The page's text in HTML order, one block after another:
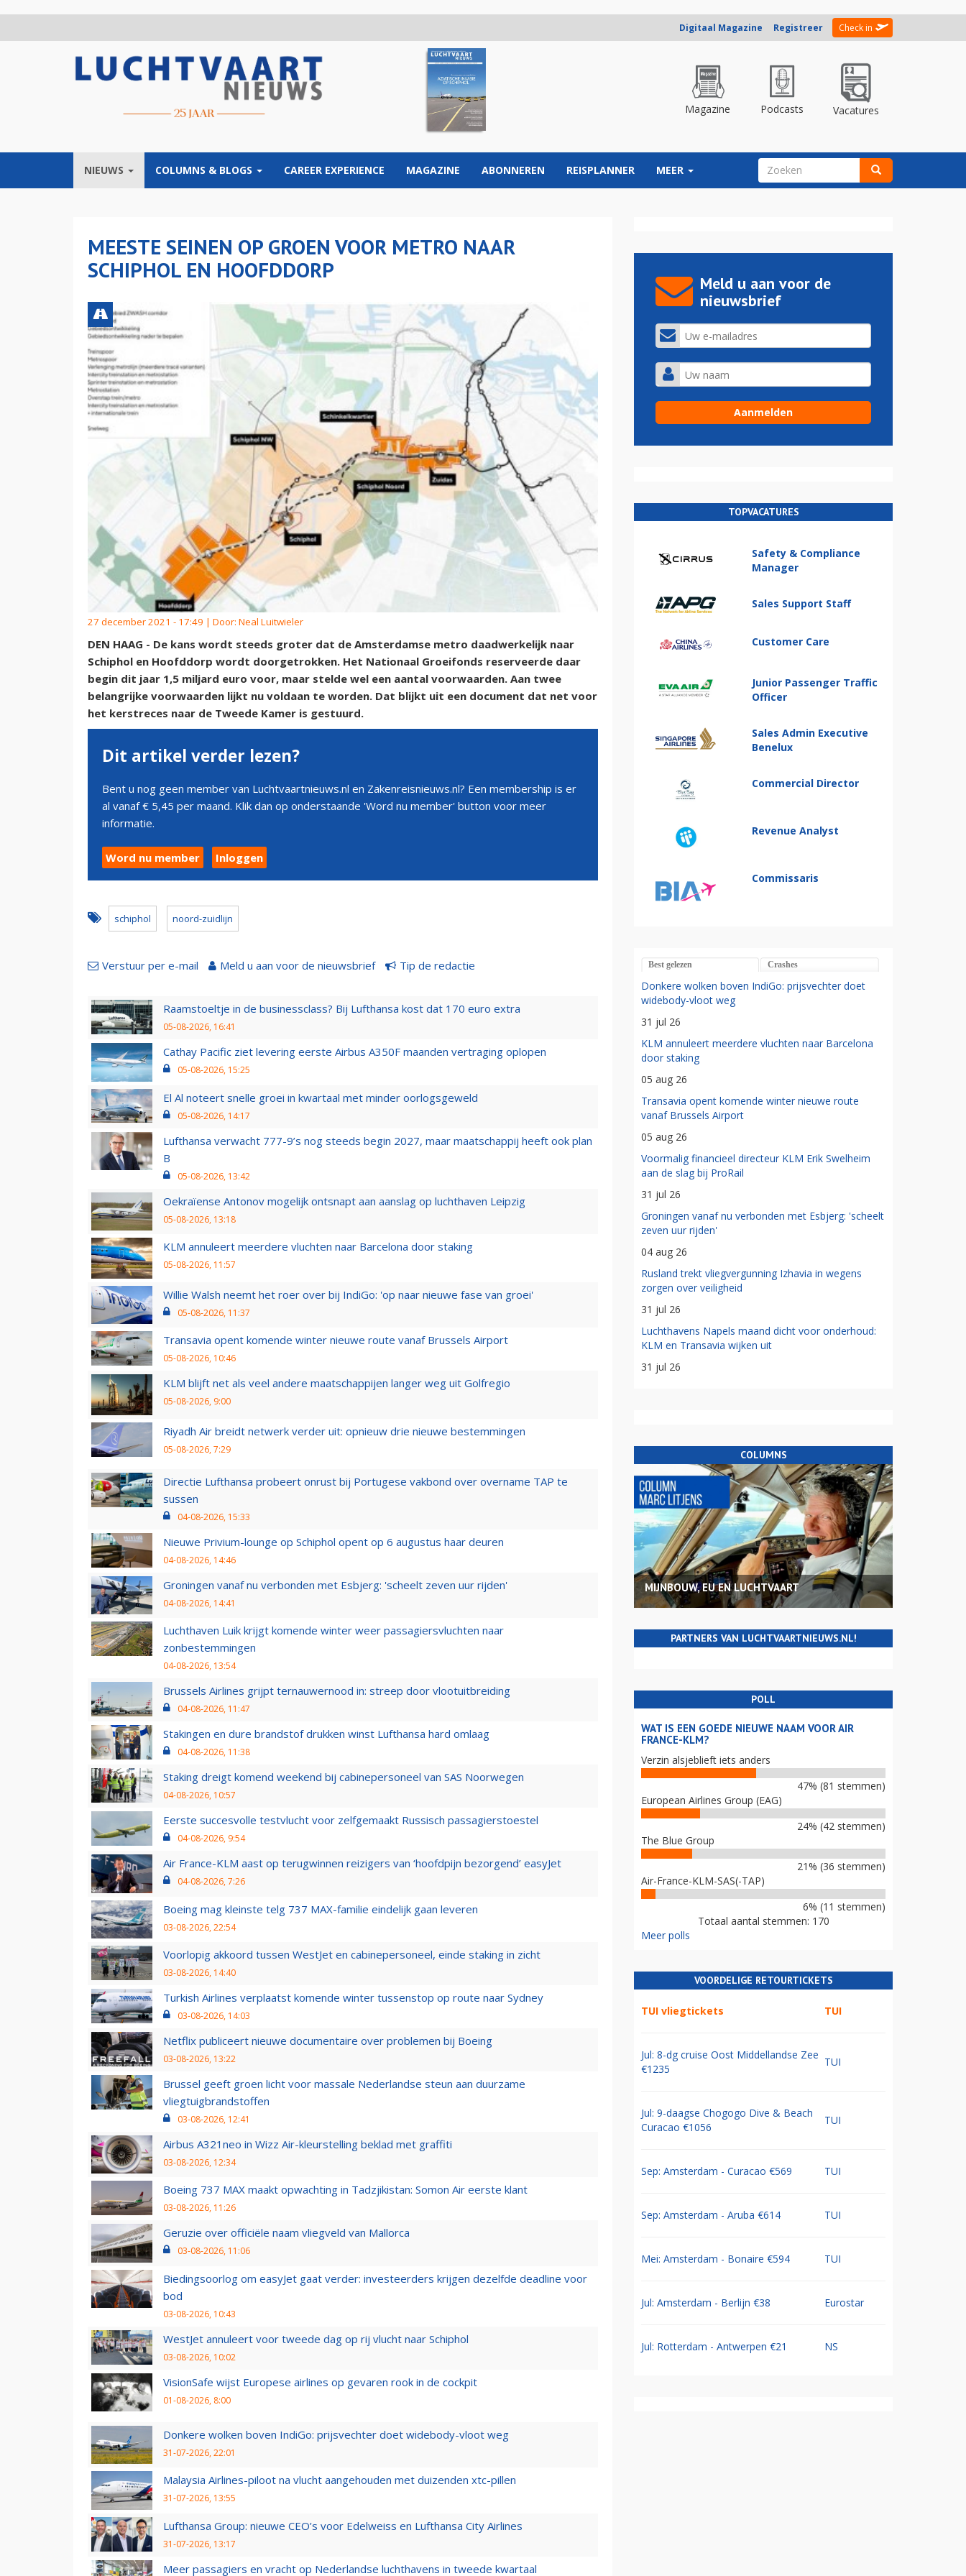
Digitaal Magazine Registreer Check in
Magazine Podcasts Vacatures
NIEUWS COLUMNS & BLOGS CAREER EXPERIENCE MAGAZINE ABONNEREN REISPLANNER MEER ZOEKVELD
MEESTE SEINEN OP GROEN VOOR METRO NAAR
SCHIPHOL EN HOOFDDORP
27 december 2021 - 17:49 | Door: Neal Luitwieler
DEN HAAG - De kans wordt steeds groter dat de Amsterdamse metro daadwerkelijk naar
Schiphol en Hoofddorp wordt doorgetrokken. Het Nationaal Groeifonds reserveerde daar
begin dit jaar 1,5 miljard euro voor, maar stelde wel een aantal voorwaarden. Aan twee
belangrijke voorwaarden lijkt nu voldaan te worden. Dat blijkt uit een document dat net voor
het kerstreces naar de Tweede Kamer is gestuurd.
Dit artikel verder lezen?
Bent u nog geen member van Luchtvaartnieuws.nl en Zakenreisnieuws.nl? Een membership is er
al vanaf € 5,45 per maand. Klik dan op onderstaande 'Word nu member' button voor meer
informatie.
Word nu member Inloggen
schiphol noord-zuidlijn
Verstuur per e-mail Meld u aan voor de nieuwsbrief Tip de redactie
Raamstoeltje in de businessclass? Bij Lufthansa kost dat 170 euro extra
05-08-2026, 16:41
Cathay Pacific ziet levering eerste Airbus A350F maanden vertraging oplopen
05-08-2026, 15:25
El Al noteert snelle groei in kwartaal met minder oorlogsgeweld
05-08-2026, 14:17
Lufthansa verwacht 777-9’s nog steeds begin 2027, maar maatschappij heeft ook plan
B
05-08-2026, 13:42
Oekraïense Antonov mogelijk ontsnapt aan aanslag op luchthaven Leipzig
05-08-2026, 13:18
KLM annuleert meerdere vluchten naar Barcelona door staking
05-08-2026, 11:57
Willie Walsh neemt het roer over bij IndiGo: 'op naar nieuwe fase van groei'
05-08-2026, 11:37
Transavia opent komende winter nieuwe route vanaf Brussels Airport
05-08-2026, 10:46
KLM blijft net als veel andere maatschappijen langer weg uit Golfregio
05-08-2026, 9:00
Riyadh Air breidt netwerk verder uit: opnieuw drie nieuwe bestemmingen
05-08-2026, 7:29
Directie Lufthansa probeert onrust bij Portugese vakbond over overname TAP te
sussen
04-08-2026, 15:33
Nieuwe Privium-lounge op Schiphol opent op 6 augustus haar deuren
04-08-2026, 14:46
Groningen vanaf nu verbonden met Esbjerg: 'scheelt zeven uur rijden'
04-08-2026, 14:41
Luchthaven Luik krijgt komende winter weer passagiersvluchten naar
zonbestemmingen
04-08-2026, 13:54
Brussels Airlines grijpt ternauwernood in: streep door vlootuitbreiding
04-08-2026, 11:47
Stakingen en dure brandstof drukken winst Lufthansa hard omlaag
04-08-2026, 11:38
Staking dreigt komend weekend bij cabinepersoneel van SAS Noorwegen
04-08-2026, 10:57
Eerste succesvolle testvlucht voor zelfgemaakt Russisch passagierstoestel
04-08-2026, 9:54
Air France-KLM aast op terugwinnen reizigers van ‘hoofdpijn bezorgend’ easyJet
04-08-2026, 7:26
Boeing mag kleinste telg 737 MAX-familie eindelijk gaan leveren
03-08-2026, 22:54
Voorlopig akkoord tussen WestJet en cabinepersoneel, einde staking in zicht
03-08-2026, 14:40
Turkish Airlines verplaatst komende winter tussenstop op route naar Sydney
03-08-2026, 14:03
Netflix publiceert nieuwe documentaire over problemen bij Boeing
03-08-2026, 13:22
Brussel geeft groen licht voor massale Nederlandse steun aan duurzame
vliegtuigbrandstoffen
03-08-2026, 12:41
Airbus A321neo in Wizz Air-kleurstelling beklad met graffiti
03-08-2026, 12:34
Boeing 737 MAX maakt opwachting in Tadzjikistan: Somon Air eerste klant
03-08-2026, 11:26
Geruzie over officiële naam vliegveld van Mallorca
03-08-2026, 11:06
Biedingsoorlog om easyJet gaat verder: investeerders krijgen dezelfde deadline voor
bod
03-08-2026, 10:43
WestJet annuleert voor tweede dag op rij vlucht naar Schiphol
03-08-2026, 10:02
VisionSafe wijst Europese airlines op gevaren rook in de cockpit
01-08-2026, 8:00
Donkere wolken boven IndiGo: prijsvechter doet widebody-vloot weg
31-07-2026, 22:01
Malaysia Airlines-piloot na vlucht aangehouden met duizenden xtc-pillen
31-07-2026, 13:55
Lufthansa Group: nieuwe CEO’s voor Edelweiss en Lufthansa City Airlines
31-07-2026, 13:17
Meer passagiers en vracht op Nederlandse luchthavens in tweede kwartaal
Meld u aan voor de
nieuwsbrief
TOPVACATURES
Safety & Compliance
Manager
Sales Support Staff
Customer Care
Junior Passenger Traffic
Officer
Sales Admin Executive
Benelux
Commercial Director
Revenue Analyst
Commissaris
Best gelezen Crashes
Donkere wolken boven IndiGo: prijsvechter doet
widebody-vloot weg
31 jul 26
KLM annuleert meerdere vluchten naar Barcelona
door staking
05 aug 26
Transavia opent komende winter nieuwe route
vanaf Brussels Airport
05 aug 26
Voormalig financieel directeur KLM Erik Swelheim
aan de slag bij ProRail
31 jul 26
Groningen vanaf nu verbonden met Esbjerg: 'scheelt
zeven uur rijden'
04 aug 26
Rusland trekt vliegvergunning Izhavia in wegens
zorgen over veiligheid
31 jul 26
Luchthavens Napels maand dicht voor onderhoud:
KLM en Transavia wijken uit
31 jul 26
COLUMNS
MIJNBOUW, EU EN LUCHTVAART
PARTNERS VAN LUCHTVAARTNIEUWS.NL!
POLL
WAT IS EEN GOEDE NIEUWE NAAM VOOR AIR
FRANCE-KLM?
Verzin alsjeblieft iets anders
47% (81 stemmen)
European Airlines Group (EAG)
24% (42 stemmen)
The Blue Group
21% (36 stemmen)
Air-France-KLM-SAS(-TAP)
6% (11 stemmen)
Totaal aantal stemmen: 170
Meer polls
VOORDELIGE RETOURTICKETS
TUI vliegtickets TUI
Jul: 8-dg cruise Oost Middellandse Zee
€1235
TUI
Jul: 9-daagse Chogogo Dive & Beach
Curacao €1056
TUI
Sep: Amsterdam - Curacao €569 TUI
Sep: Amsterdam - Aruba €614 TUI
Mei: Amsterdam - Bonaire €594 TUI
Jul: Amsterdam - Berlijn €38 Eurostar
Jul: Rotterdam - Antwerpen €21 NS